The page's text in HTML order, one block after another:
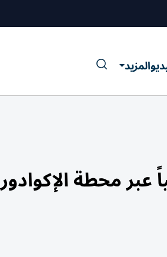
المزيد
محطة الإكوادور